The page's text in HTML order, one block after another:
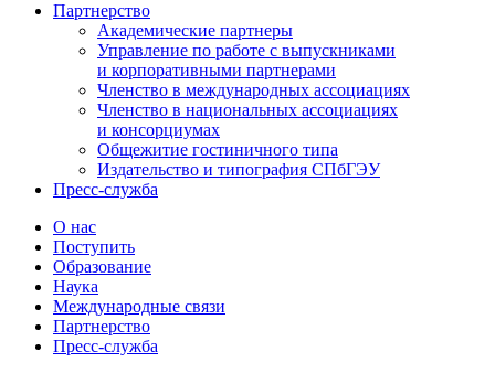
Партнерство
Академические партнеры
Управление по работе с выпускниками
и корпоративными партнерами
Членство в международных ассоциациях
Членство в национальных ассоциациях
и консорциумах
Общежитие гостиничного типа
Издательство и типография СПбГЭУ
Пресс-служба
О нас
Поступить
Образование
Наука
Международные связи
Партнерство
Пресс-служба